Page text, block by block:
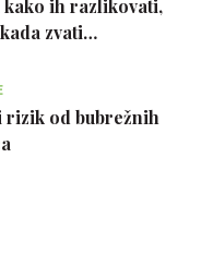
kako ih razlikovati,
zvati…
rizik od bubrežnih